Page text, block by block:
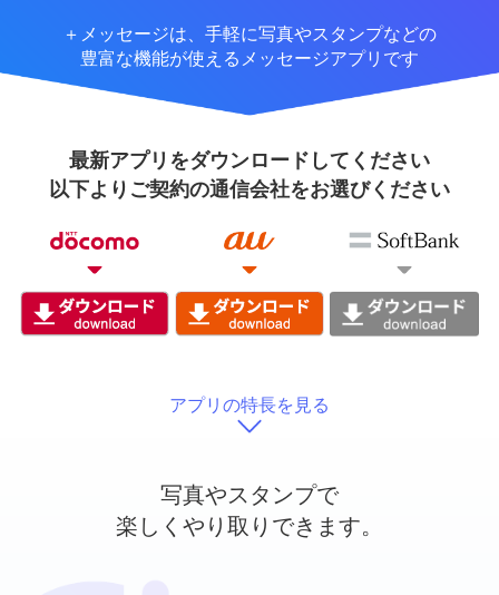
＋メッセージは、手軽に写真やスタンプなどの
豊富な機能が使えるメッセージアプリです
最新アプリをダウンロードしてください
以下よりご契約の通信会社をお選びください
アプリの特長を見る
写真やスタンプで
楽しくやり取りできます。